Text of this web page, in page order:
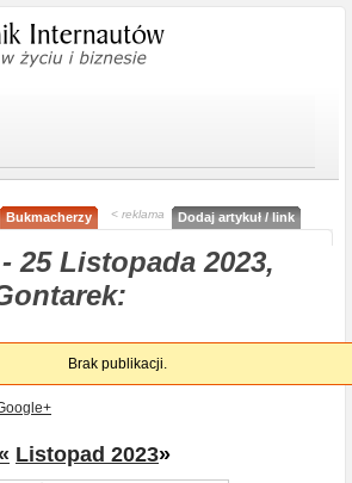
Bukmacherzy < reklama Dodaj artykuł / link
25 Listopada 2023,
Brak publikacji.
Listopad 2023»